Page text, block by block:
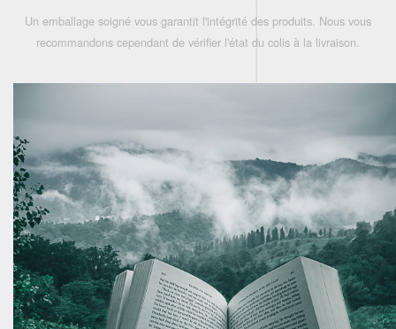
Un emballage soigné vous garantit l'intégrité des produits. Nous vous
recommandons cependant de vérifier l'état du colis à la livraison.